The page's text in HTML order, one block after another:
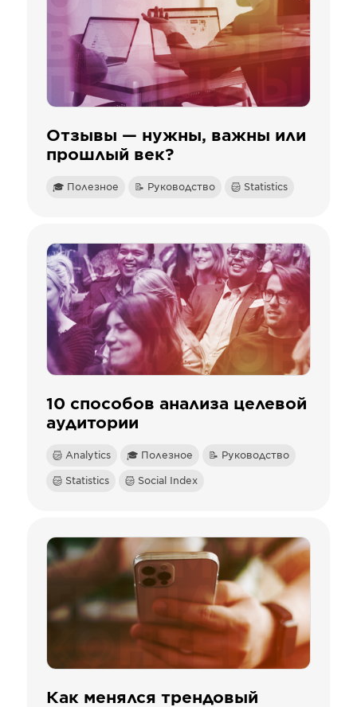
Отзывы — нужны, важны или
прошлый век?
🎓 Полезное 📝 Руководство Statistics
10 способов анализа целевой
аудитории
Analytics 🎓 Полезное 📝 Руководство
Statistics Social Index
Как менялся трендовый